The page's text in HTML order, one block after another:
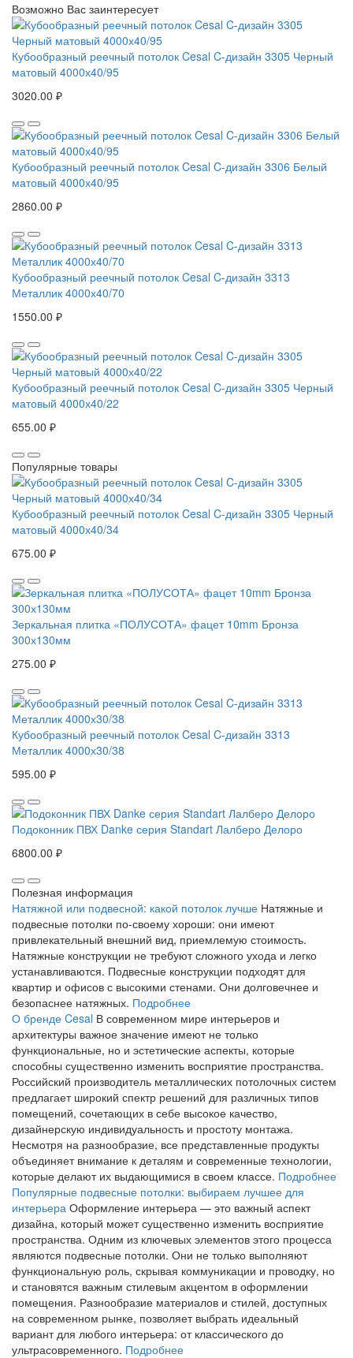
Возможно Вас заинтересует
Кубообразный реечный потолок Cesal C-дизайн 3305 Черный
матовый 4000х40/95
3020.00 ₽
Кубообразный реечный потолок Cesal C-дизайн 3306 Белый
матовый 4000х40/95
2860.00 ₽
Кубообразный реечный потолок Cesal C-дизайн 3313
Металлик 4000х40/70
1550.00 ₽
Кубообразный реечный потолок Cesal C-дизайн 3305 Черный
матовый 4000х40/22
655.00 ₽
Популярные товары
Кубообразный реечный потолок Cesal C-дизайн 3305 Черный
матовый 4000х40/34
675.00 ₽
Зеркальная плитка «ПОЛУСОТА» фацет 10mm Бронза
300х130мм
275.00 ₽
Кубообразный реечный потолок Cesal C-дизайн 3313
Металлик 4000х30/38
595.00 ₽
Подоконник ПВХ Danke серия Standart Лалберо Делоро
6800.00 ₽
Полезная информация
Натяжной или подвесной: какой потолок лучше Натяжные и
подвесные потолки по-своему хороши: они имеют
привлекательный внешний вид, приемлемую стоимость.
Натяжные конструкции не требуют сложного ухода и легко
устанавливаются. Подвесные конструкции подходят для
квартир и офисов с высокими стенами. Они долговечнее и
безопаснее натяжных. Подробнее
О бренде Cesal В современном мире интерьеров и
архитектуры важное значение имеют не только
функциональные, но и эстетические аспекты, которые
способны существенно изменить восприятие пространства.
Российский производитель металлических потолочных систем
предлагает широкий спектр решений для различных типов
помещений, сочетающих в себе высокое качество,
дизайнерскую индивидуальность и простоту монтажа.
Несмотря на разнообразие, все представленные продукты
объединяет внимание к деталям и современные технологии,
которые делают их выдающимися в своем классе. Подробнее
Популярные подвесные потолки: выбираем лучшее для
интерьера Оформление интерьера — это важный аспект
дизайна, который может существенно изменить восприятие
пространства. Одним из ключевых элементов этого процесса
являются подвесные потолки. Они не только выполняют
функциональную роль, скрывая коммуникации и проводку, но
и становятся важным стилевым акцентом в оформлении
помещения. Разнообразие материалов и стилей, доступных
на современном рынке, позволяет выбрать идеальный
вариант для любого интерьера: от классического до
ультрасовременного. Подробнее